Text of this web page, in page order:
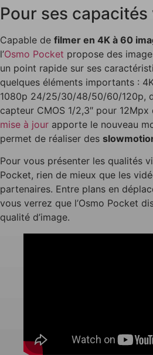
Pour ses capacités
Capable de filmer en 4K à 60
l’Osmo Pocket propose des
un point rapide sur ses
quelques éléments importants :
1080p 24/25/30/48/50/60/120p,
capteur CMOS 1/2,3″ pour
mise à jour apporte le nouveau
permet de réaliser des
Pour vous présenter les qualités
Pocket, rien de mieux que les
partenaires. Entre plans en
vous verrez que l’Osmo Pocket
qualité d’image.